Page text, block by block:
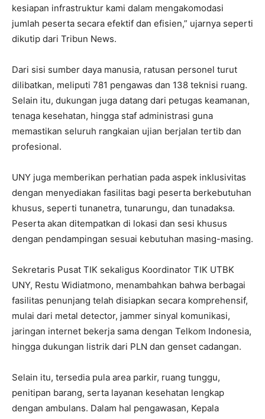
kesiapan infrastruktur kami dalam mengakomodasi
jumlah peserta secara efektif dan efisien,” ujarnya seperti
dikutip dari Tribun News.
Dari sisi sumber daya manusia, ratusan personel turut
dilibatkan, meliputi 781 pengawas dan 138 teknisi ruang.
Selain itu, dukungan juga datang dari petugas keamanan,
tenaga kesehatan, hingga staf administrasi guna
memastikan seluruh rangkaian ujian berjalan tertib dan
profesional.
UNY juga memberikan perhatian pada aspek inklusivitas
dengan menyediakan fasilitas bagi peserta berkebutuhan
khusus, seperti tunanetra, tunarungu, dan tunadaksa.
Peserta akan ditempatkan di lokasi dan sesi khusus
dengan pendampingan sesuai kebutuhan masing-masing.
Sekretaris Pusat TIK sekaligus Koordinator TIK UTBK
UNY, Restu Widiatmono, menambahkan bahwa berbagai
fasilitas penunjang telah disiapkan secara komprehensif,
mulai dari metal detector, jammer sinyal komunikasi,
jaringan internet bekerja sama dengan Telkom Indonesia,
hingga dukungan listrik dari PLN dan genset cadangan.
Selain itu, tersedia pula area parkir, ruang tunggu,
penitipan barang, serta layanan kesehatan lengkap
dengan ambulans. Dalam hal pengawasan, Kepala